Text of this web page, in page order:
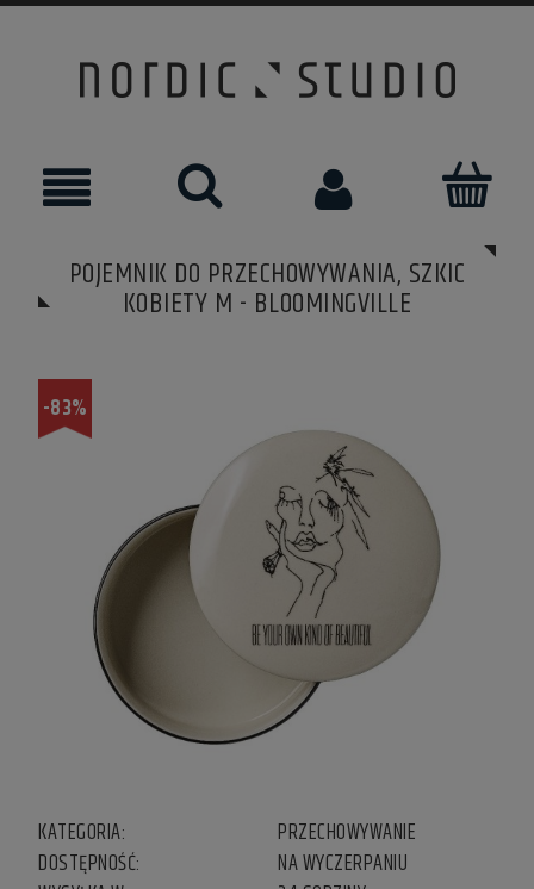
POJEMNIK DO PRZECHOWYWANIA, SZKIC
KOBIETY M - BLOOMINGVILLE
-83%
KATEGORIA:
PRZECHOWYWANIE
DOSTĘPNOŚĆ:
NA WYCZERPANIU